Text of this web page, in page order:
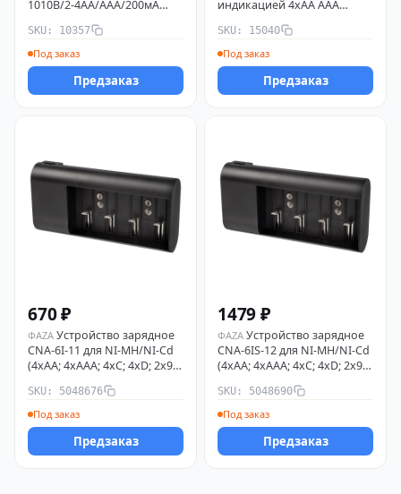
1010B/2-4AA/AAA/200мА
10357
SKU: 10357
Под заказ
Предзаказ
индикацией 4хАА ААА
SKU: 15040
Под заказ
Предзаказ
670 ₽
ФАZА Устройство зарядное
CNA-6I-11 для NI-MH/NI-Cd
(4хАА; 4хААА; 4хC; 4хD; 2х9В)
SKU: 5048676
Под заказ
Предзаказ
1479 ₽
ФАZА Устройство зарядное
CNA-6IS-12 для NI-MH/NI-Cd
(4хАА; 4хААА; 4хC; 4хD; 2х9В)
SKU: 5048690
Под заказ
Предзаказ